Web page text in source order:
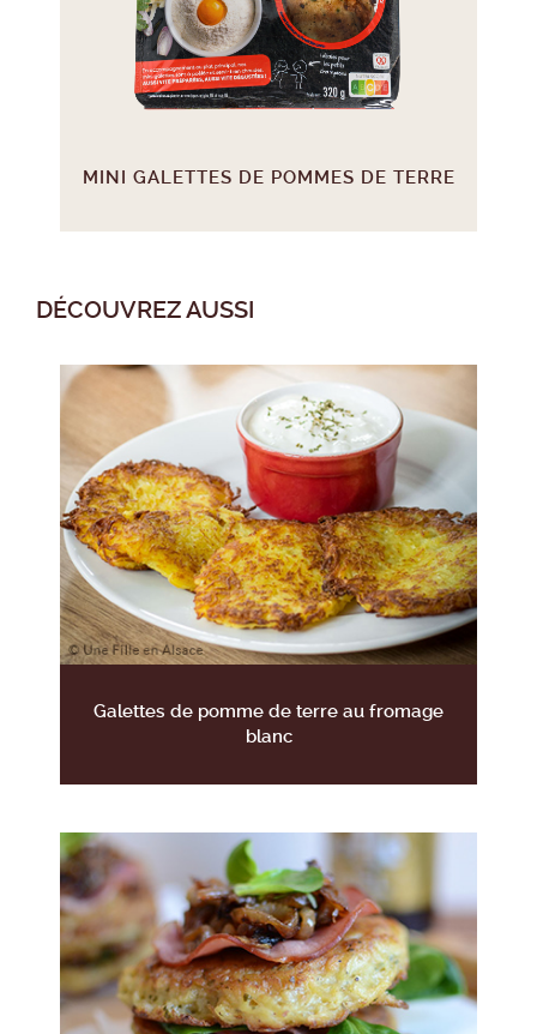
MINI GALETTES DE POMMES DE TERRE
DÉCOUVREZ AUSSI
Galettes de pomme de terre au fromage
blanc